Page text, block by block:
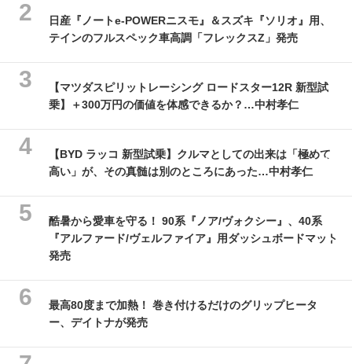
日産『ノートe-POWERニスモ』＆スズキ『ソリオ』用、
テインのフルスペック車高調「フレックスZ」発売
【マツダスピリットレーシング ロードスター12R 新型試
乗】＋300万円の価値を体感できるか？…中村孝仁
【BYD ラッコ 新型試乗】クルマとしての出来は「極めて
高い」が、その真髄は別のところにあった…中村孝仁
酷暑から愛車を守る！ 90系『ノア/ヴォクシー』、40系
『アルファード/ヴェルファイア』用ダッシュボードマット
発売
最高80度まで加熱！ 巻き付けるだけのグリップヒータ
ー、デイトナが発売